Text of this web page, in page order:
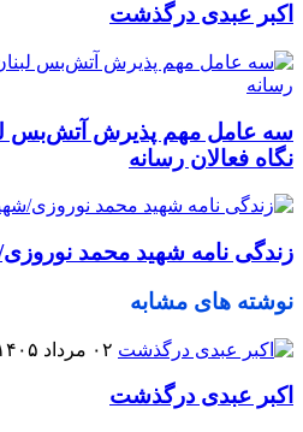
اکبر عبدی درگذشت
سه عامل مهم پذیرش آتش‌بس
نگاه فعالان رسانه
زندگی نامه شهید محمد
نوشته های مشابه
۰۲ مرداد ۱۴۰۵
اکبر عبدی درگذشت